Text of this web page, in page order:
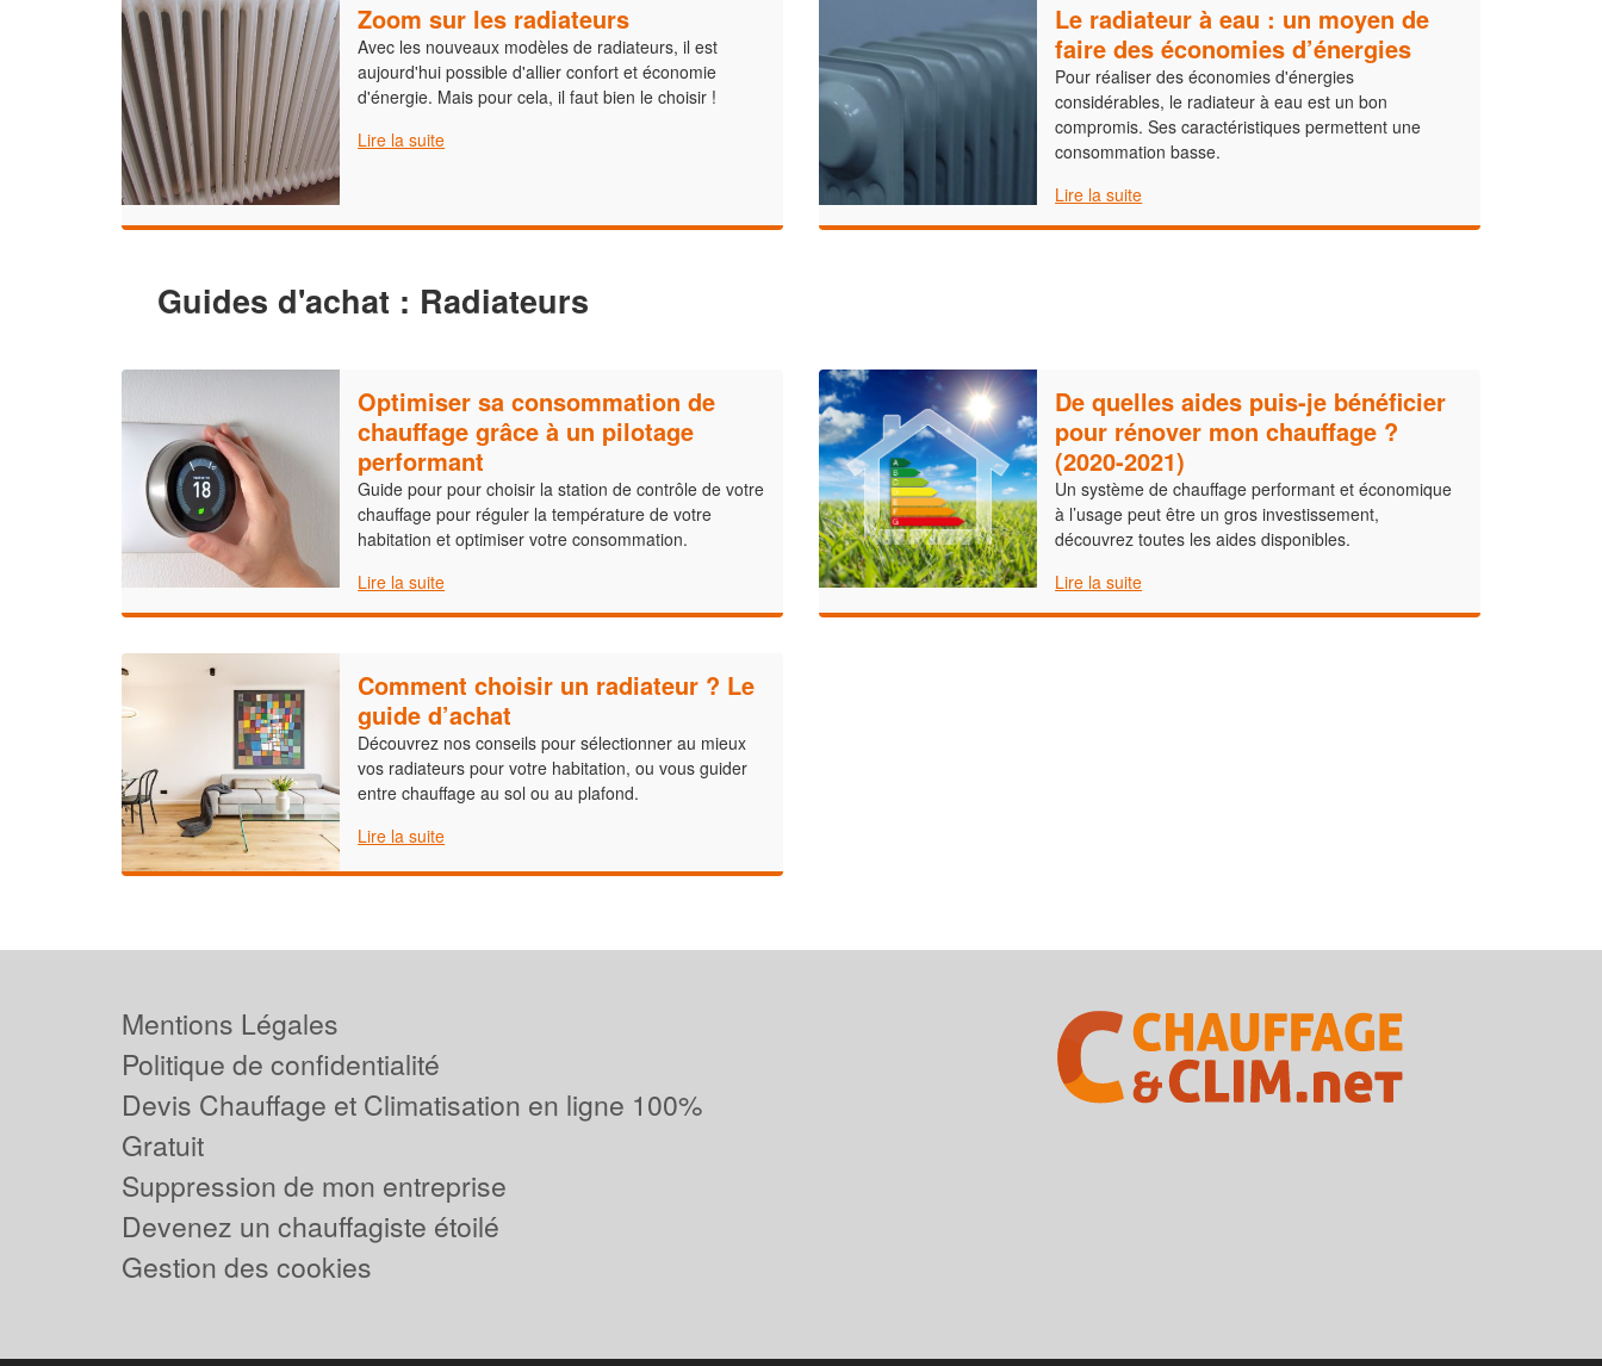
Zoom sur les radiateurs
Avec les nouveaux modèles de radiateurs, il est
aujourd'hui possible d'allier confort et économie
d'énergie. Mais pour cela, il faut bien le choisir !
Lire la suite
Le radiateur à eau : un moyen de
faire des économies d’énergies
Pour réaliser des économies d'énergies
considérables, le radiateur à eau est un bon
compromis. Ses caractéristiques permettent une
consommation basse.
Lire la suite
Guides d'achat : Radiateurs
Optimiser sa consommation de
chauffage grâce à un pilotage
performant
Guide pour pour choisir la station de contrôle de votre
chauffage pour réguler la température de votre
habitation et optimiser votre consommation.
Lire la suite
De quelles aides puis-je bénéficier
pour rénover mon chauffage ?
(2020-2021)
Un système de chauffage performant et économique
à l’usage peut être un gros investissement,
découvrez toutes les aides disponibles.
Lire la suite
Comment choisir un radiateur ? Le
guide d’achat
Découvrez nos conseils pour sélectionner au mieux
vos radiateurs pour votre habitation, ou vous guider
entre chauffage au sol ou au plafond.
Lire la suite
Mentions Légales
Politique de confidentialité
Devis Chauffage et Climatisation en ligne 100%
Gratuit
Suppression de mon entreprise
Devenez un chauffagiste étoilé
Gestion des cookies